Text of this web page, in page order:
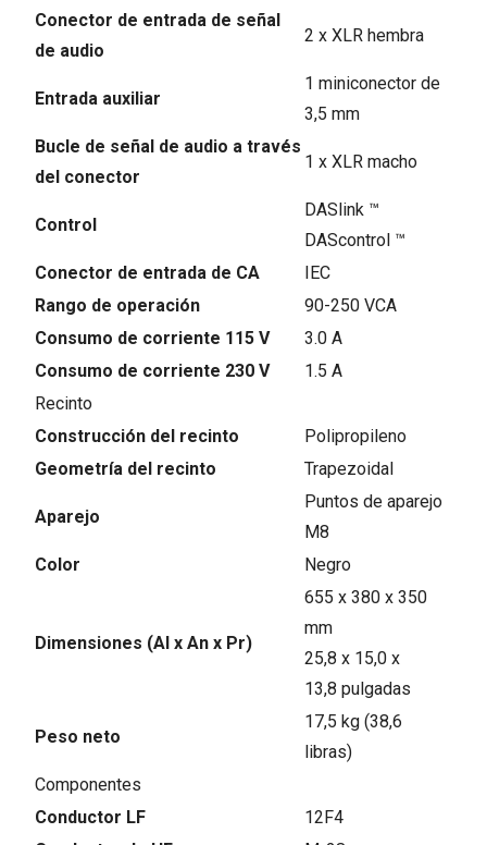
Conector de entrada de señal
de audio
2 x XLR hembra
Entrada auxiliar
1 miniconector de
3,5 mm
Bucle de señal de audio a través
del conector
1 x XLR macho
Control
DASlink ™
DAScontrol ™
Conector de entrada de CA
IEC
Rango de operación
90-250 VCA
Consumo de corriente 115 V
3.0 A
Consumo de corriente 230 V
1.5 A
Recinto
Construcción del recinto
Polipropileno
Geometría del recinto
Trapezoidal
Aparejo
Puntos de aparejo
M8
Color
Negro
Dimensiones (Al x An x Pr)
655 x 380 x 350
mm
25,8 x 15,0 x
13,8 pulgadas
Peso neto
17,5 kg (38,6
libras)
Componentes
Conductor LF
12F4